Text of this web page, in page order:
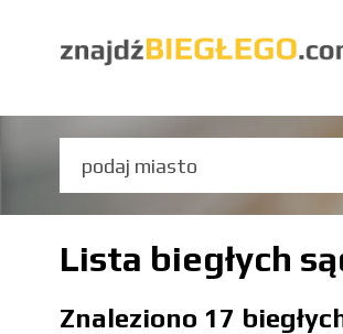
Lista biegłych
Znaleziono 17